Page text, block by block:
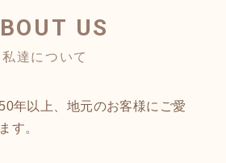
US
私達について
年以上、地元のお客様にご愛
す。